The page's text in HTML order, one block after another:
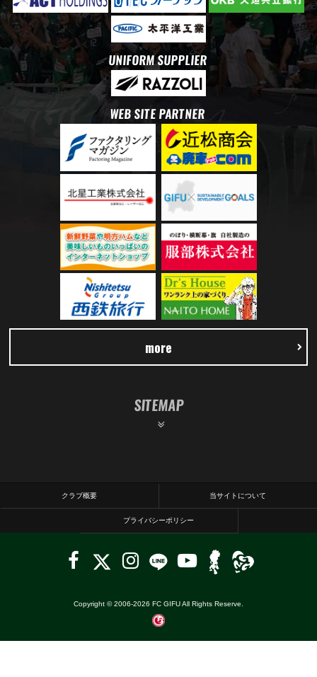
UNIFORM SUPPLIER
WEB SITE PARTNER
more
SITEMAP
クラブ概要 当サイトについて
プライバシーポリシー
Copyright © 2006-2026 FC GIFU All Rights Reserve.